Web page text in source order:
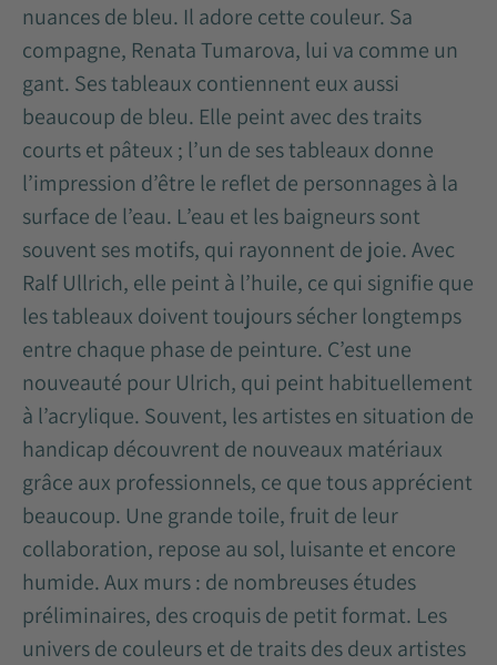
nuances de bleu. Il adore cette couleur. Sa
compagne, Renata Tumarova, lui va comme un
gant. Ses tableaux contiennent eux aussi
beaucoup de bleu. Elle peint avec des traits
courts et pâteux ; l’un de ses tableaux donne
l’impression d’être le reflet de personnages à la
surface de l’eau. L’eau et les baigneurs sont
souvent ses motifs, qui rayonnent de joie. Avec
Ralf Ullrich, elle peint à l’huile, ce qui signifie que
les tableaux doivent toujours sécher longtemps
entre chaque phase de peinture. C’est une
nouveauté pour Ulrich, qui peint habituellement
à l’acrylique. Souvent, les artistes en situation de
handicap découvrent de nouveaux matériaux
grâce aux professionnels, ce que tous apprécient
beaucoup. Une grande toile, fruit de leur
collaboration, repose au sol, luisante et encore
humide. Aux murs : de nombreuses études
préliminaires, des croquis de petit format. Les
univers de couleurs et de traits des deux artistes